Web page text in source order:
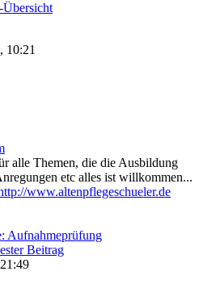
Übersicht
10:21
alle Themen, die die Ausbildung
etc alles ist willkommen...
www.altenpflegeschueler.de
Aufnahmeprüfung
Beitrag